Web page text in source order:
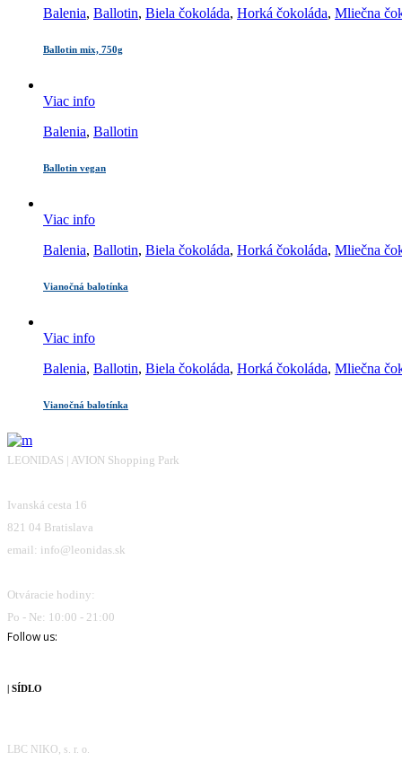
Balenia, Ballotin, Biela čokoláda, Horká čokoláda, Mliečna
Ballotin mix, 750g
Viac info
Balenia, Ballotin
Ballotin vegan
Viac info
Balenia, Ballotin, Biela čokoláda, Horká čokoláda, Mliečna
Vianočná balotínka
Viac info
Balenia, Ballotin, Biela čokoláda, Horká čokoláda, Mliečna
Vianočná balotínka
LEONIDAS | AVION Shopping Park
Ivanská cesta 16
821 04 Bratislava
email: info@leonidas.sk
Otváracie hodiny:
Po - Ne: 10:00 - 21:00
Follow us:
| SÍDLO
LBC NIKO, s. r. o.